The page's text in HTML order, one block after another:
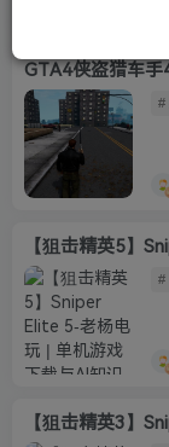
GTA4侠盗猎车
#
【狙击精英5】
#
【狙击精英3】